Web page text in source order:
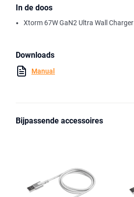
In de doos
Xtorm 67W GaN2 Ultra Wall Charger
Downloads
Manual
Bijpassende accessoires